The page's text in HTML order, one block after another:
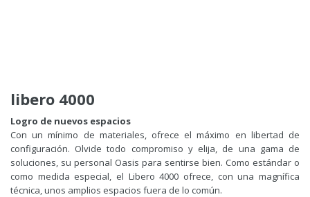
libero 4000
Logro de nuevos espacios
Con un mínimo de materiales, ofrece el máximo en libertad de
configuración. Olvide todo compromiso y elija, de una gama de
soluciones, su personal Oasis para sentirse bien. Como estándar o
como medida especial, el Libero 4000 ofrece, con una magnífica
técnica, unos amplios espacios fuera de lo común.